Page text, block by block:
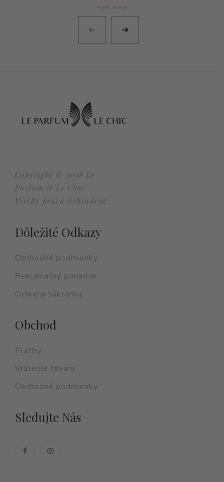
260,00€
Copyright © 2018 Le
Parfum & Le Chic
Všetky práva vyhradené
Dôležité Odkazy
Obchodné podmienky
Reklamačný poriadok
Ochrana súkromia
Obchod
Platby
Vrátenie tovaru
Obchodné podmienky
Sledujte Nás